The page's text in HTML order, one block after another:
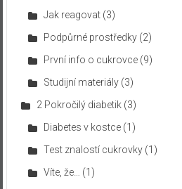
Jak reagovat(3)
Podpůrné prostředky(2)
První info o cukrovce(9)
Studijní materiály(3)
2 Pokročilý diabetik(3)
Diabetes v kostce(1)
Test znalostí cukrovky(1)
Víte, že…
(1)